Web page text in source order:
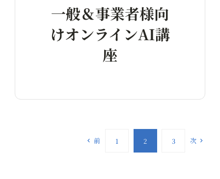
一般＆事業者様向
けオンラインAI講
座
前 1 2 3 次